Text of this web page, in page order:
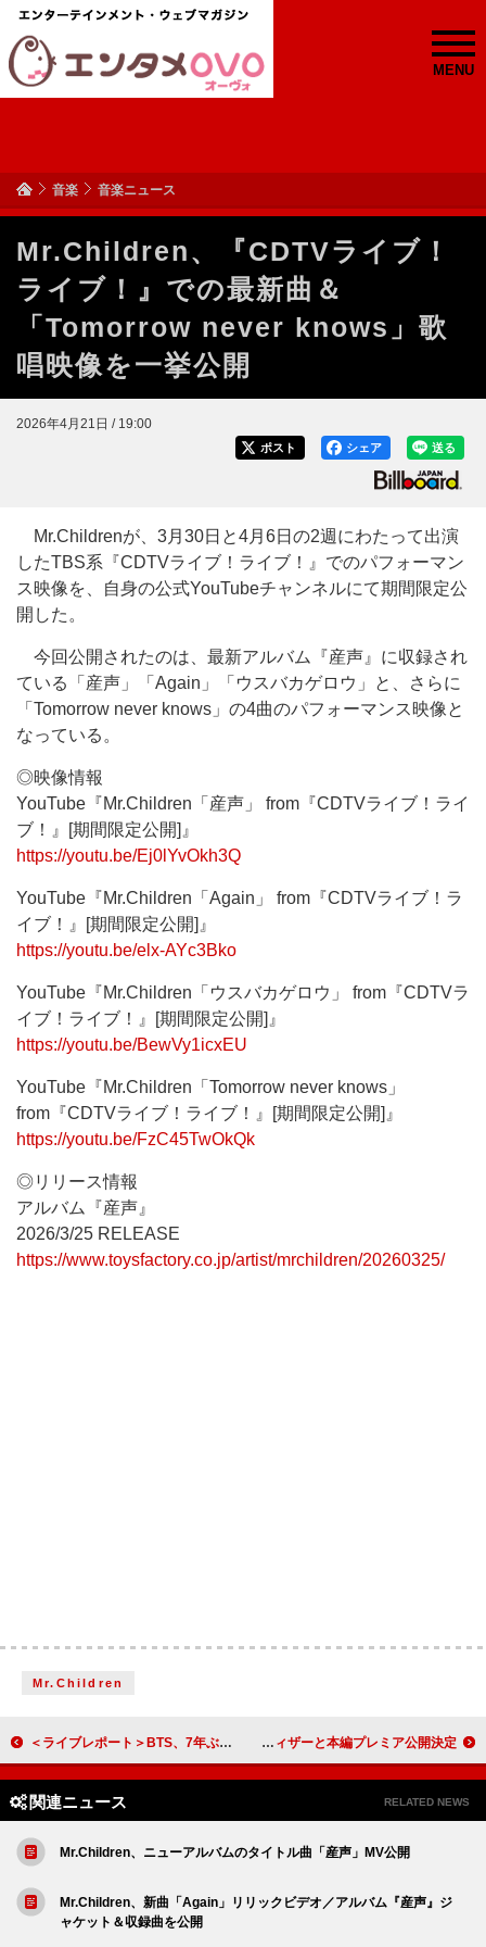
MENU
音楽 音楽ニュース
Mr.Children、『CDTVライブ！
ライブ！』での最新曲＆
「Tomorrow never knows」歌
唱映像を一挙公開
2026年4月21日 / 19:00
送る
シェア
ポスト
Mr.Childrenが、3月30日と4月6日の2週にわたって出演
したTBS系『CDTVライブ！ライブ！』でのパフォーマン
ス映像を、自身の公式YouTubeチャンネルにて期間限定公
開した。
今回公開されたのは、最新アルバム『産声』に収録され
ている「産声」「Again」「ウスバカゲロウ」と、さらに
「Tomorrow never knows」の4曲のパフォーマンス映像と
なっている。
◎映像情報
YouTube『Mr.Children「産声」 from『CDTVライブ！ライ
ブ！』[期間限定公開]』
https://youtu.be/Ej0lYvOkh3Q
YouTube『Mr.Children「Again」 from『CDTVライブ！ラ
イブ！』[期間限定公開]』
https://youtu.be/elx-AYc3Bko
YouTube『Mr.Children「ウスバカゲロウ」 from『CDTVラ
イブ！ライブ！』[期間限定公開]』
https://youtu.be/BewVy1icxEU
YouTube『Mr.Children「Tomorrow never knows」
from『CDTVライブ！ライブ！』[期間限定公開]』
https://youtu.be/FzC45TwOkQk
◎リリース情報
アルバム『産声』
2026/3/25 RELEASE
https://www.toysfactory.co.jp/artist/mrchildren/20260325/
Mr.Children
＜ライブレポート＞BTS、7年ぶりの日本公演でARMYと再会／ルーツを起点にした確かな進化 ビッケブランカ、新曲「Beast ≠ Knight (feat. Novel Core)」を4/25に配信リリース＆MVティザーと本編プレミア公開決定
関連ニュース RELATED NEWS
Mr.Children、ニューアルバムのタイトル曲「産声」MV公開
Mr.Children、新曲「Again」リリックビデオ／アルバム『産声』ジ
ャケット＆収録曲を公開